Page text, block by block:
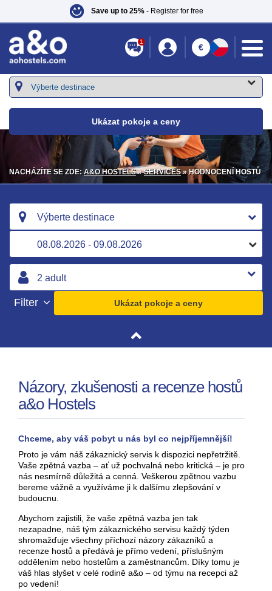
Save up to 25%- Register for free
1
€
NACHÁZÍTE SE ZDE: A&O HOSTELS»SERVICES» HODNOCENÍ HOSTŮ
Výberte destinace
Filter Ukázat pokoje a ceny
Ukázat pokoje a ceny
Názory, zkušenosti a recenze hostů
a&o Hostels
Chceme, aby váš pobyt u nás byl co nejpříjemnější!
Proto je vám náš zákaznický servis k dispozici nepřetržitě.
Vaše zpětná vazba – ať už pochvalná nebo kritická – je pro
nás nesmírně důležitá a cenná. Veškerou zpětnou vazbu
bereme vážně a využíváme ji k dalšímu zlepšování v
budoucnu.
Abychom zajistili, že vaše zpětná vazba jen tak
nezapadne, náš tým zákaznického servisu každý týden
shromažďuje všechny příchozí názory zákazníků a
recenze hostů a předává je přímo vedení, příslušným
oddělením nebo hostelům a zaměstnancům. Díky tomu je
váš hlas slyšet v celé rodině a&o – od týmu na recepci až
po vedení!